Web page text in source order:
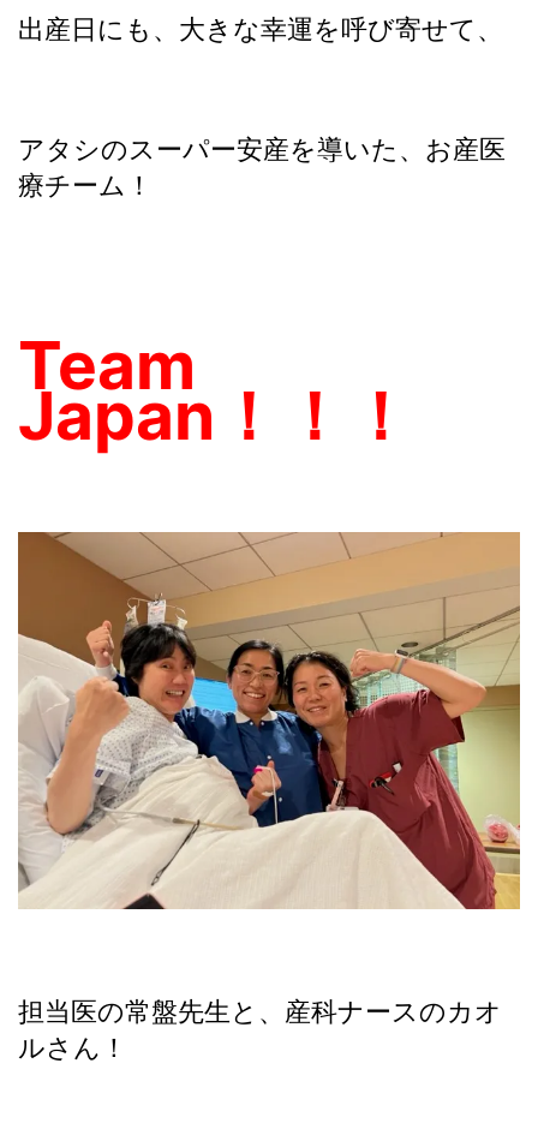
出産日にも、大きな幸運を呼び寄せて、
アタシのスーパー安産を導いた、お産医
療チーム！
Team
Japan！！！
担当医の常盤先生と、産科ナースのカオ
ルさん！